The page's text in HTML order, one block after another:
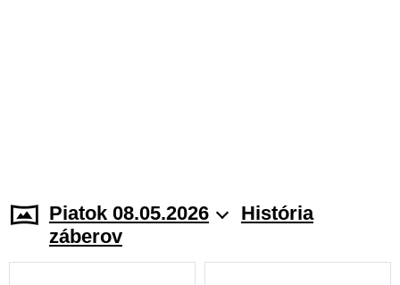
Piatok 08.05.2026
História
záberov